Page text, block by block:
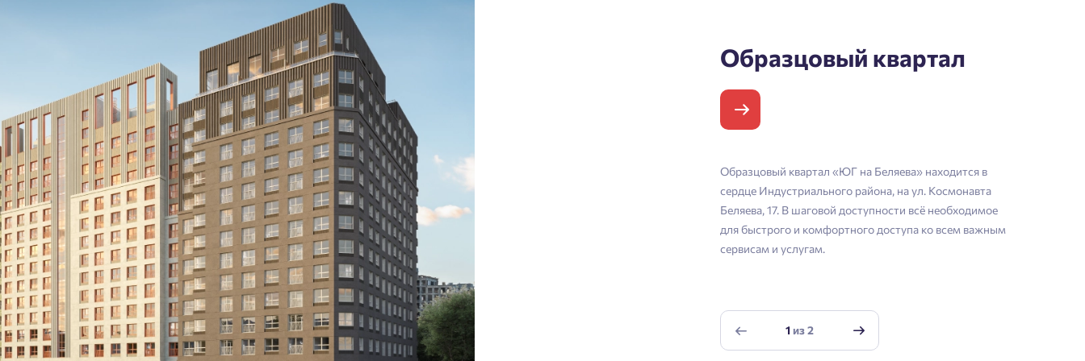
Образцовый квартал
Образцовый квартал «ЮГ на Беляева» находится в
сердце Индустриального района, на ул. Космонавта
Беляева, 17. В шаговой доступности всё необходимое
для быстрого и комфортного доступа ко всем важным
сервисам и услугам.
1из2